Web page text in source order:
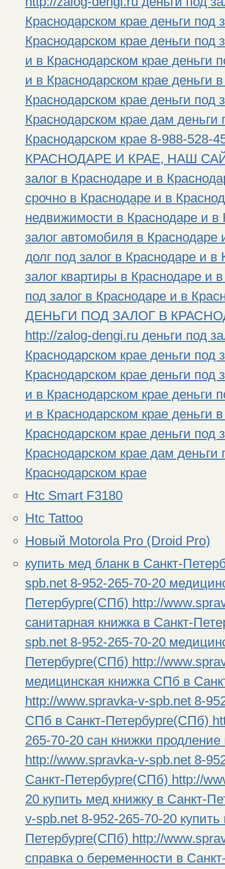
Краснодарском крае деньги под
Краснодарском крае деньги
и в Краснодарском крае деньги
и в Краснодарском крае деньги
Краснодарском крае деньги под
Краснодарском крае дам деньги
Краснодарском крае 8-988-
КРАСНОДАРЕ И КРАЕ, НАШ
залог в Краснодаре и в
срочно в Краснодаре и в
недвижимости в Краснодаре и в
залог автомобиля в Краснодаре
долг под залог в Краснодаре и
залог квартиры в Краснодаре и
под залог в Краснодаре и в
ДЕНЬГИ ПОД ЗАЛОГ В
http://zalog-dengi.ru деньги под
Краснодарском крае деньги под
Краснодарском крае деньги
и в Краснодарском крае деньги
и в Краснодарском крае деньги
Краснодарском крае деньги под
Краснодарском крае дам деньги
Краснодарском крае
Htc Smart F3180
Htc Tattoo
Новый Motorola Pro (Droid Pro)
купить мед бланк в Санкт-
spb.net 8-952-265-70-20
Петербурге(СПб) http://
санитарная книжка в Санкт-
spb.net 8-952-265-70-20
Петербурге(СПб) http://
медицинская книжка СПб в
http://www.spravka-v-spb.net 8-
СПб в Санкт-Петербурге(СПб)
265-70-20 сан книжки
http://www.spravka-v-spb.net 8-
Санкт-Петербурге(СПб) http://
20 купить мед книжку в Санкт-
v-spb.net 8-952-265-70-20
Петербурге(СПб) http://
справка о беременности в